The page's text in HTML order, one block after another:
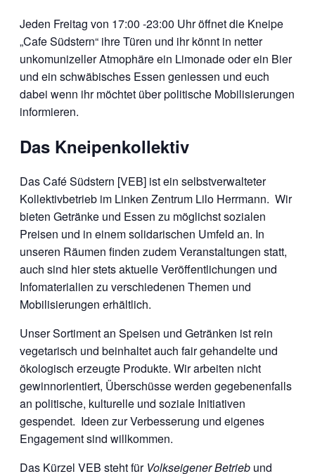
Jeden Freitag von 17:00 -23:00 Uhr öffnet die Kneipe
„Cafe Südstern“ ihre Türen und ihr könnt in netter
unkomunizeller Atmophäre ein Limonade oder ein Bier
und ein schwäbisches Essen geniessen und euch
dabei wenn ihr möchtet über politische Mobilisierungen
informieren.
Das Kneipenkollektiv
Das Café Südstern [VEB] ist ein selbstverwalteter
Kollektivbetrieb im Linken Zentrum Lilo Herrmann. Wir
bieten Getränke und Essen zu möglichst sozialen
Preisen und in einem solidarischen Umfeld an. In
unseren Räumen finden zudem Veranstaltungen statt,
auch sind hier stets aktuelle Veröffentlichungen und
Infomaterialien zu verschiedenen Themen und
Mobilisierungen erhältlich.
Unser Sortiment an Speisen und Getränken ist rein
vegetarisch und beinhaltet auch fair gehandelte und
ökologisch erzeugte Produkte. Wir arbeiten nicht
gewinnorientiert, Überschüsse werden gegebenenfalls
an politische, kulturelle und soziale Initiativen
gespendet. Ideen zur Verbesserung und eigenes
Engagement sind willkommen.
Das Kürzel VEB steht für Volkseigener Betrieb und